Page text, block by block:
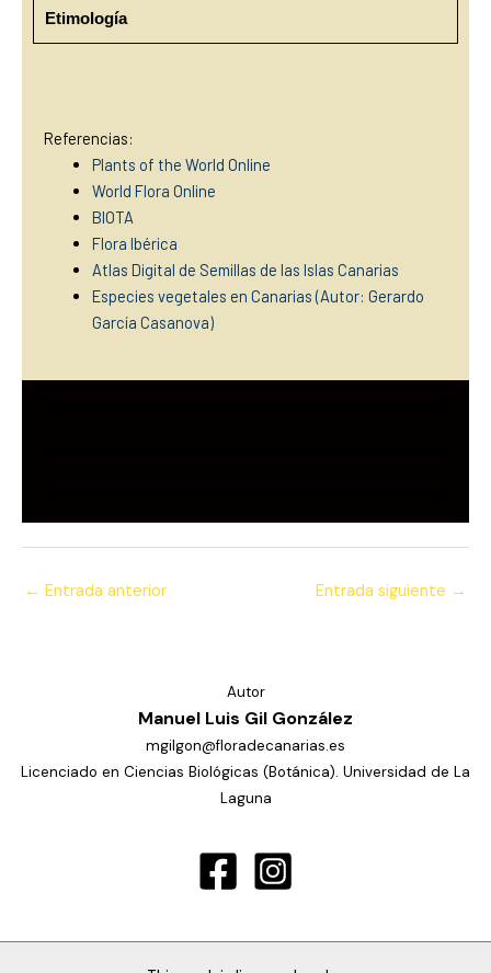
Etimología
Referencias:
Plants of the World Online
World Flora Online
BIOTA
Flora Ibérica
Atlas Digital de Semillas de las Islas Canarias
Especies vegetales en Canarias (Autor: Gerardo
García Casanova)
← Entrada anterior Entrada siguiente →
Autor
Manuel Luis Gil González
mgilgon@floradecanarias.es
Licenciado en Ciencias Biológicas (Botánica). Universidad de La
Laguna